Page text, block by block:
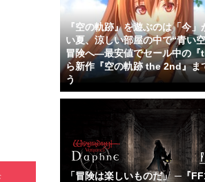
『空の軌跡』を遊ぶのは「今
い夏、涼しい部屋の中で“青い
冒険へ―最安値でセール中の
ら新作『空の軌跡 the 2nd』ま
う
「冒険は楽しいものだ」 ─『